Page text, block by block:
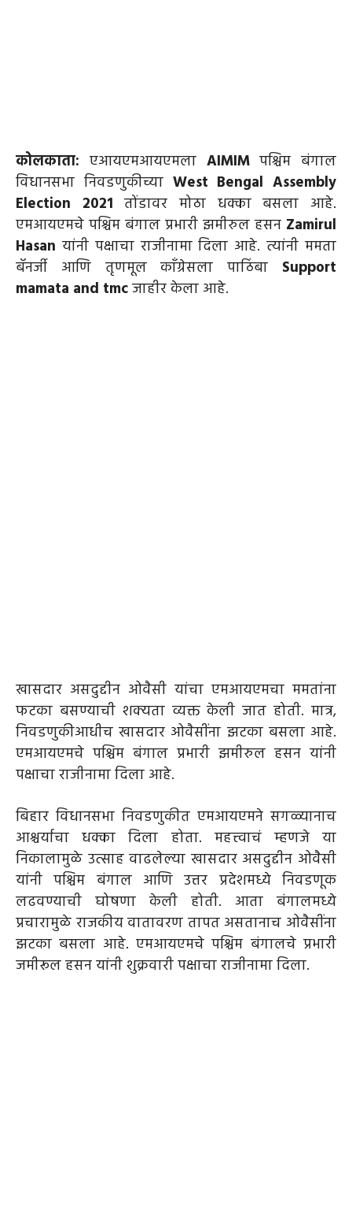
कोलकाता: एआयएमआयएमला AIMIMपश्चिम बंगाल
विधानसभा निवडणुकीच्या West Bengal Assembly
Election 2021 तोंडावर मोठा धक्का बसला आहे.
एमआयएमचे पश्चिम बंगाल प्रभारी झमीरुल हसन Zamirul
Hasan यांनी पक्षाचा राजीनामा दिला आहे. त्यांनी ममता
बॅनर्जी आणि तृणमूल काँग्रेसला पाठिंबा Support
mamata and tmcजाहीर केला आहे.
खासदार असदुद्दीन ओवैसी यांचा एमआयएमचा ममतांना
फटका बसण्याची शक्यता व्यक्त केली जात होती. मात्र,
निवडणुकीआधीच खासदार ओवैसींना झटका बसला आहे.
एमआयएमचे पश्चिम बंगाल प्रभारी झमीरुल हसन यांनी
पक्षाचा राजीनामा दिला आहे.
बिहार विधानसभा निवडणुकीत एमआयएमने सगळ्यानाच
आश्चर्याचा धक्का दिला होता. महत्त्वाचं म्हणजे या
निकालामुळे उत्साह वाढलेल्या खासदार असदुद्दीन ओवैसी
यांनी पश्चिम बंगाल आणि उत्तर प्रदेशमध्ये निवडणूक
लढवण्याची घोषणा केली होती. आता बंगालमध्ये
प्रचारामुळे राजकीय वातावरण तापत असतानाच ओवैसींना
झटका बसला आहे. एमआयएमचे पश्चिम बंगालचे प्रभारी
जमीरूल हसन यांनी शुक्रवारी पक्षाचा राजीनामा दिला.